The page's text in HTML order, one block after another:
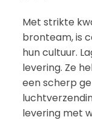
Met strikte
bronteam, is
hun cultuur.
levering. Ze
een scherp
levering met